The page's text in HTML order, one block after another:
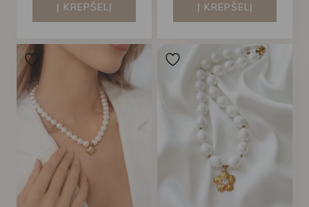
Į KREPŠELĮ Į KREPŠELĮ